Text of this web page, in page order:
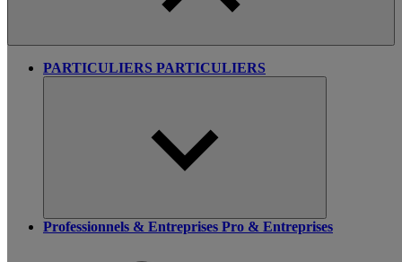
PARTICULIERS PARTICULIERS
Professionnels & Entreprises Pro & Entreprises